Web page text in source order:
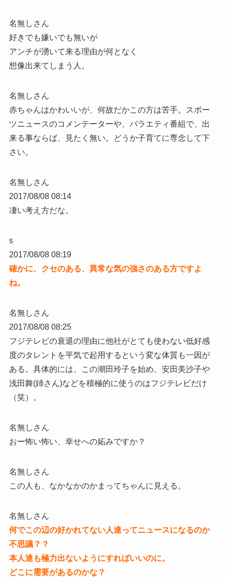
名無しさん
好きでも嫌いでも無いが
アンチが湧いて来る理由が何となく
想像出来てしまう人。
名無しさん
赤ちゃんはかわいいが、何故だかこの方は苦手。スポー
ツニュースのコメンテーターや、バラエティ番組で、出
来る事ならば、見たく無い。どうか子育てに専念して下
さい。
名無しさん
2017/08/08 08:14
凄い考え方だな。
s
2017/08/08 08:19
確かに、クセのある、異常な気の強さのある方ですよ
ね。
名無しさん
2017/08/08 08:25
フジテレビの衰退の理由に他社がとても使わない低好感
度のタレントを平気で起用するという変な体質も一因が
ある。具体的には、この潮田玲子を始め、安田美沙子や
浅田舞(姉さん)などを積極的に使うのはフジテレビだけ
（笑）。
名無しさん
おー怖い怖い、幸せへの妬みですか？
名無しさん
この人も、なかなかのかまってちゃんに見える。
名無しさん
何でこの辺の好かれてない人達ってニュースになるのか
不思議？？
本人達も極力出ないようにすればいいのに。
どこに需要があるのかな？